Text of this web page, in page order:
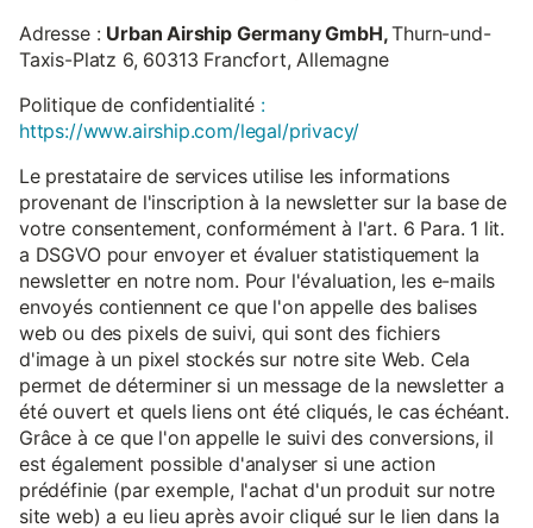
Adresse : Urban Airship Germany GmbH,Thurn-und-
Taxis-Platz 6, 60313 Francfort, Allemagne
Politique de confidentialité :
https://www.airship.com/legal/privacy/
Le prestataire de services utilise les informations
provenant de l'inscription à la newsletter sur la base de
votre consentement, conformément à l'art. 6 Para. 1 lit.
a DSGVO pour envoyer et évaluer statistiquement la
newsletter en notre nom. Pour l'évaluation, les e-mails
envoyés contiennent ce que l'on appelle des balises
web ou des pixels de suivi, qui sont des fichiers
d'image à un pixel stockés sur notre site Web. Cela
permet de déterminer si un message de la newsletter a
été ouvert et quels liens ont été cliqués, le cas échéant.
Grâce à ce que l'on appelle le suivi des conversions, il
est également possible d'analyser si une action
prédéfinie (par exemple, l'achat d'un produit sur notre
site web) a eu lieu après avoir cliqué sur le lien dans la